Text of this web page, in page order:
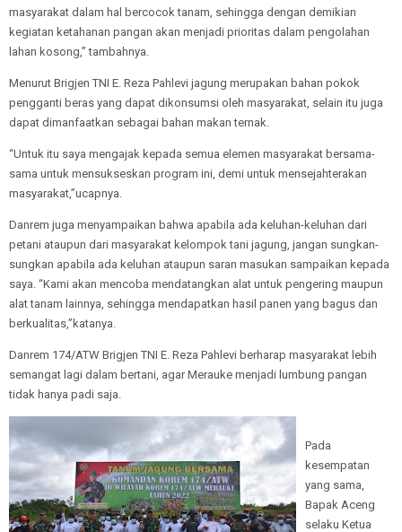
masyarakat dalam hal bercocok tanam, sehingga dengan demikian
kegiatan ketahanan pangan akan menjadi prioritas dalam pengolahan
lahan kosong,” tambahnya.
Menurut Brigjen TNI E. Reza Pahlevi jagung merupakan bahan pokok
pengganti beras yang dapat dikonsumsi oleh masyarakat, selain itu juga
dapat dimanfaatkan sebagai bahan makan ternak.
“Untuk itu saya mengajak kepada semua elemen masyarakat bersama-
sama untuk mensukseskan program ini, demi untuk mensejahterakan
masyarakat,”ucapnya.
Danrem juga menyampaikan bahwa apabila ada keluhan-keluhan dari
petani ataupun dari masyarakat kelompok tani jagung, jangan sungkan-
sungkan apabila ada keluhan ataupun saran masukan sampaikan kepada
saya. “Kami akan mencoba mendatangkan alat untuk pengering maupun
alat tanam lainnya, sehingga mendapatkan hasil panen yang bagus dan
berkualitas,”katanya.
Danrem 174/ATW Brigjen TNI E. Reza Pahlevi berharap masyarakat lebih
semangat lagi dalam bertani, agar Merauke menjadi lumbung pangan
tidak hanya padi saja.
Pada
kesempatan
yang sama,
Bapak Aceng
selaku Ketua